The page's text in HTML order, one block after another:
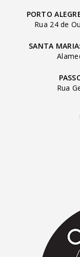
PORTO
Rua 24 de
SANTA MARIA:
Rua